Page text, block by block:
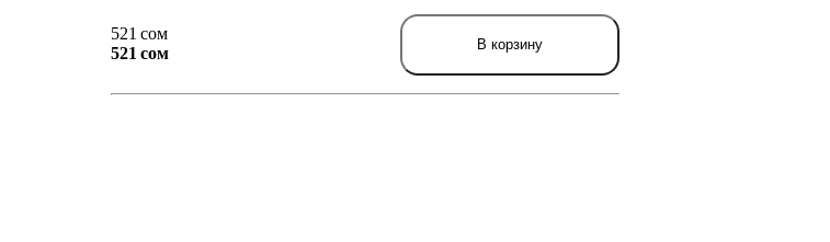
521 сом
521 сом
В корзину
Тут появятся товары, которые вы закажете.